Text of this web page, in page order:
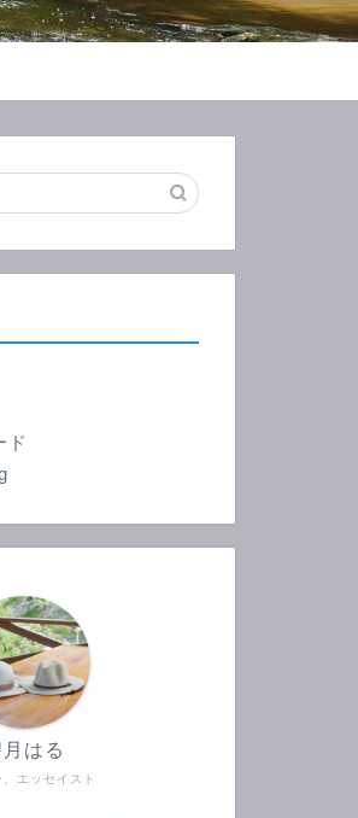
ド
、エッセイスト
月はる